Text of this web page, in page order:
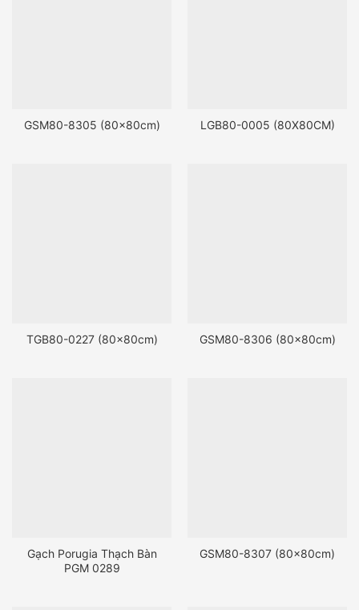
GSM80-8305 (80x80cm) LGB80-0005 (80X80CM)
TGB80-0227 (80x80cm) GSM80-8306 (80x80cm)
Gạch Porugia Thạch Bàn
PGM 0289
GSM80-8307 (80x80cm)